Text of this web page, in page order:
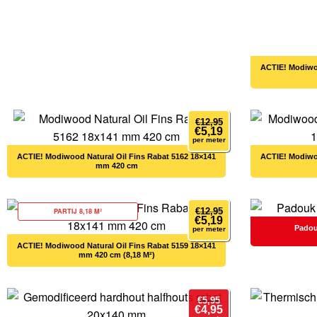
Modiwood Natural Oil Fins Rabat 5162 18×141
mm 420 cm
€12,95
€5,19
per meter
Modiwood Natural Oil Fins Rabat 5159 18×141
mm 420 cm (8,18 M²)
PARTIJ 8,18 M² €12,95
€5,19
per meter
€5,95
€4,95